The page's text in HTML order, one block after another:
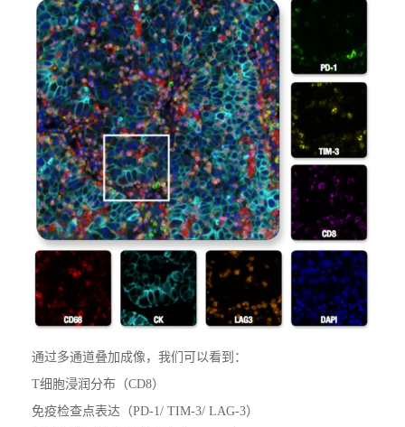
通过多通道叠加成像，我们可以看到：
T细胞浸润分布（CD8）
免疫检查点表达（PD-1/ TIM-3/ LAG-3）